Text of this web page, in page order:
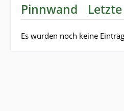
Pinnwand
Es wurden noch keine